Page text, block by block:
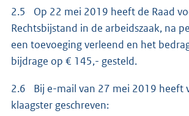
2.5 Op 22 mei 2019 heeft de Raad
Rechtsbijstand in de arbeidszaak, na
een toevoeging verleend en het
bijdrage op € 145,- gesteld.
2.6 Bij e-mail van 27 mei 2019 heeft
klaagster geschreven: